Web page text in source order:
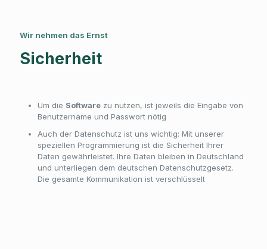
Wir nehmen das Ernst
Sicherheit
Um die Software zu nutzen, ist jeweils die Eingabe von
Benutzername und Passwort nötig
Auch der Datenschutz ist uns wichtig: Mit unserer
speziellen Programmierung ist die Sicherheit Ihrer
Daten gewährleistet. Ihre Daten bleiben in Deutschland
und unterliegen dem deutschen Datenschutzgesetz.
Die gesamte Kommunikation ist verschlüsselt